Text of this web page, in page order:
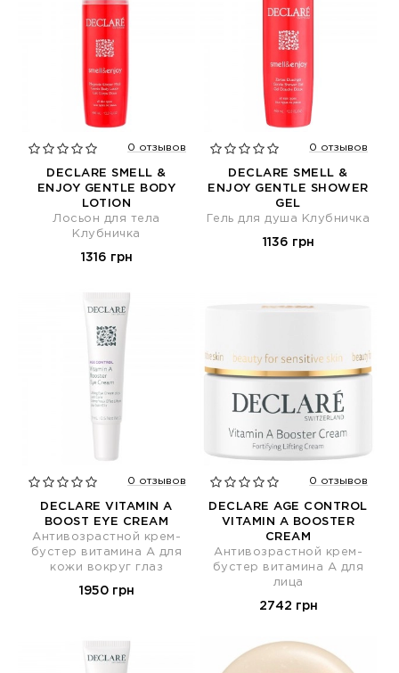
0 отзывов
DECLARE SMELL &
ENJOY GENTLE BODY
LOTION
Лосьон для тела
Клубничка
1316 грн
0 отзывов
DECLARE SMELL &
ENJOY GENTLE SHOWER
GEL
Гель для душа Клубничка
1136 грн
0 отзывов
DECLARE VITAMIN A
BOOST EYE CREAM
Антивозрастной крем-
бустер витамина А для
кожи вокруг глаз
1950 грн
0 отзывов
DECLARE AGE CONTROL
VITAMIN A BOOSTER
CREAM
Антивозрастной крем-
бустер витамина А для
лица
2742 грн